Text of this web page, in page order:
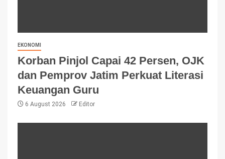
EKONOMI
Korban Pinjol Capai 42 Persen, OJK
dan Pemprov Jatim Perkuat Literasi
Keuangan Guru
6 August 2026 Editor